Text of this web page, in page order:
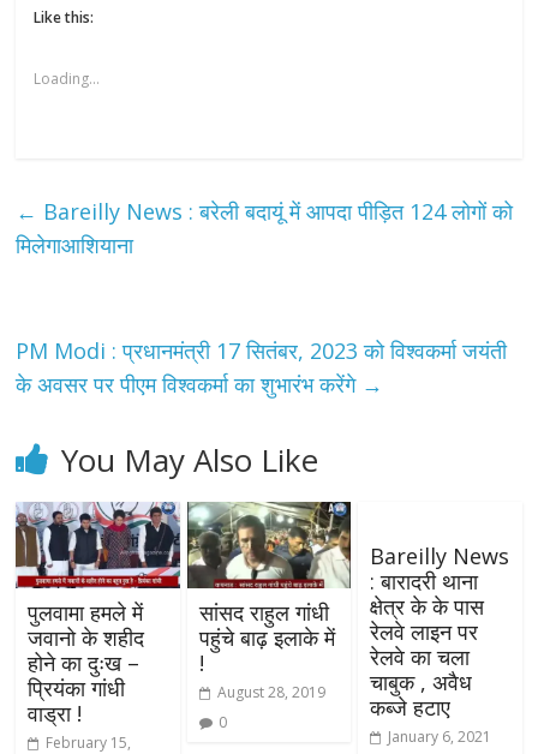
Like this:
Loading...
← Bareilly News : बरेली बदायूं में आपदा पीड़ित 124 लोगों को
मिलेगाआशियाना
PM Modi : प्रधानमंत्री 17 सितंबर, 2023 को विश्वकर्मा जयंती
के अवसर पर पीएम विश्वकर्मा का शुभारंभ करेंगे →
You May Also Like
पुलवामा हमले में
जवानो के शहीद
होने का दुःख –
प्रियंका गांधी
वाड्रा !
February 15,
सांसद राहुल गांधी
पहुंचे बाढ़ इलाके में
!
August 28, 2019
0
Bareilly News
: बारादरी थाना
क्षेत्र के के पास
रेलवे लाइन पर
रेलवे का चला
चाबुक , अवैध
कब्जे हटाए
January 6, 2021